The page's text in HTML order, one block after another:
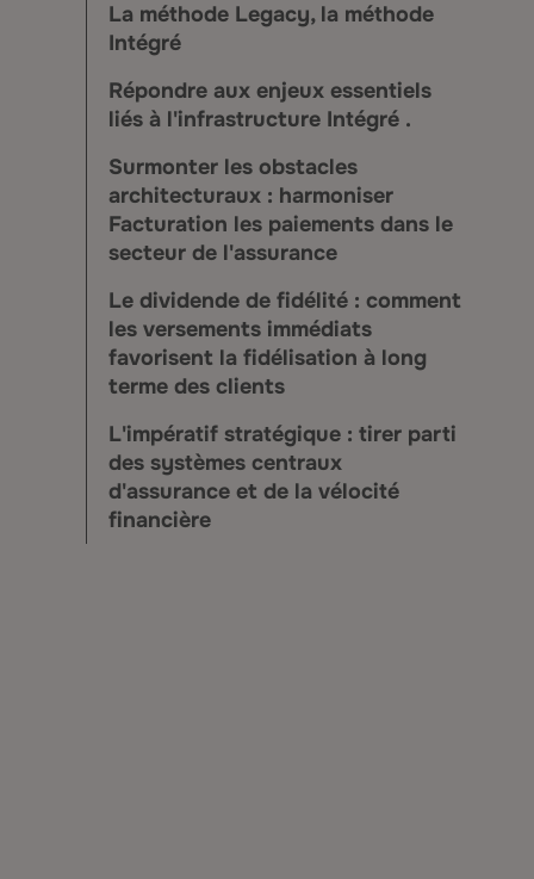
La méthode Legacy, la méthode
Intégré
Répondre aux enjeux essentiels
liés à l'infrastructure Intégré .
Surmonter les obstacles
architecturaux : harmoniser
Facturation les paiements dans le
secteur de l'assurance
Le dividende de fidélité : comment
les versements immédiats
favorisent la fidélisation à long
terme des clients
L'impératif stratégique : tirer parti
des systèmes centraux
d'assurance et de la vélocité
financière